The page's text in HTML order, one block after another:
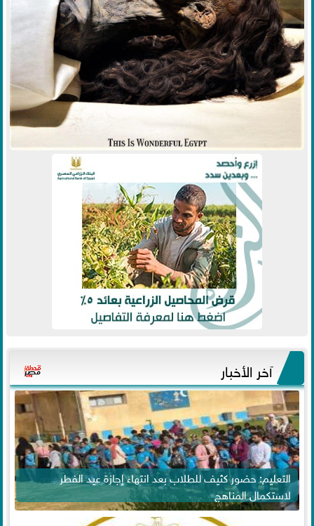
آخر الأخبار
التعليم: حضور كثيف للطلاب بعد انتهاء إجازة عيد الفطر
لاستكمال المناهج